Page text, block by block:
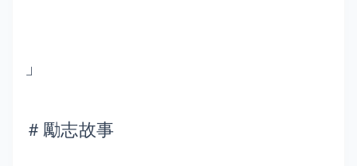
」
＃勵志故事